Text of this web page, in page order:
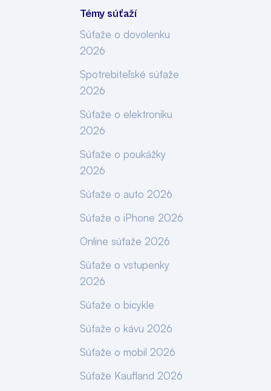
Témy súťaží
Súťaže o dovolenku
2026
Spotrebiteľské súťaže
2026
Súťaže o elektroniku
2026
Súťaže o poukážky
2026
Súťaže o auto 2026
Súťaže o iPhone 2026
Online súťaže 2026
Súťaže o vstupenky
2026
Súťaže o bicykle
Súťaže o kávu 2026
Súťaže o mobil 2026
Súťaže Kaufland 2026